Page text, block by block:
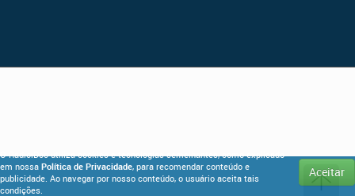
O RadioiDoc utiliza cookies e tecnologias semelhantes, como explicado
em nossa Política de Privacidade, para recomendar conteúdo e
publicidade. Ao navegar por nosso conteúdo, o usuário aceita tais
condições.
Aceitar